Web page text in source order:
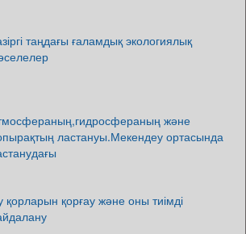
таңдағы ғаламдық экологиялық
және
ластануы.Мекендеу ортасында
қорларын қорғау және оны тиімді